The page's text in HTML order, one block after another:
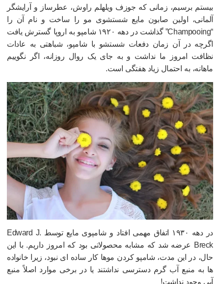
برسیم، زمانی که جوزف ویلهلم راوش، عطرساز و آرایشگر
اولین صابون مایع شستشوی مو را ساخت و نام آن را
“Champooing” گذاشت در دهه ۱۹۲۰ شامپو به اروپا گسترش یافت
در آن زمان دفعات شستشو با شامپو، شباهتی به عادات
امروز ما نداشت و به جای یک روال روزانه، اگر نگوییم
به احتمال زیاد هفتگی است.
در دهه ۱۹۳۰ اتفاق مهمی افتاد و شامپوی مایع توسط Edward J.
Breck عرضه شد که مشابه محصولاتی بود که امروز داریم. با این
در این مدت، شامپو کردن موها کار ساده ای نبود، زیرا خانواده
به منبع آب گرم دسترسی نداشتند یا در برخی موارد اصلاً منبع
وجود نداشت!